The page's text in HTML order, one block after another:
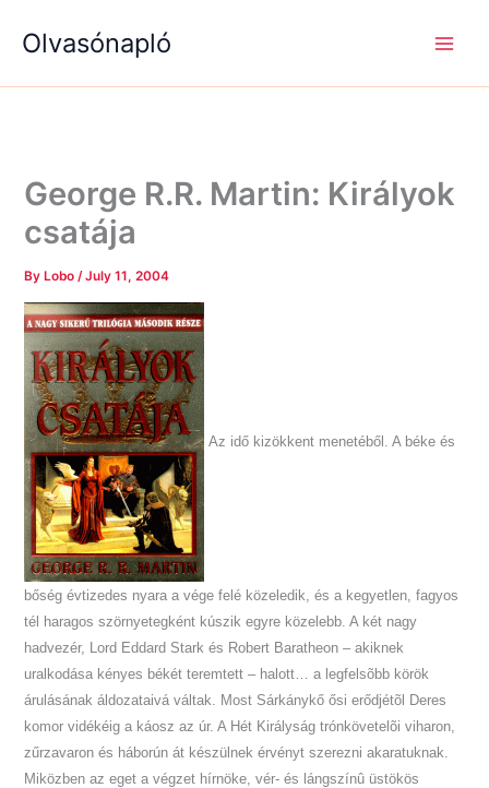
Olvasónapló
George R.R. Martin: Királyok
csatája
By Lobo/July 11, 2004
Az idő kizökkent menetéből. A béke és
bőség évtizedes nyara a vége felé közeledik, és a kegyetlen, fagyos
tél haragos szörnyetegként kúszik egyre közelebb. A két nagy
hadvezér, Lord Eddard Stark és Robert Baratheon – akiknek
uralkodása kényes békét teremtett – halott… a legfelsõbb körök
árulásának áldozataivá váltak. Most Sárkánykő ősi erődjétõl Deres
komor vidékéig a káosz az úr. A Hét Királyság trónkövetelõi viharon,
zűrzavaron és háborún át készülnek érvényt szerezni akaratuknak.
Miközben az eget a végzet hírnöke, vér- és lángszínû üstökös
e
a
é
g
k
é
g
k